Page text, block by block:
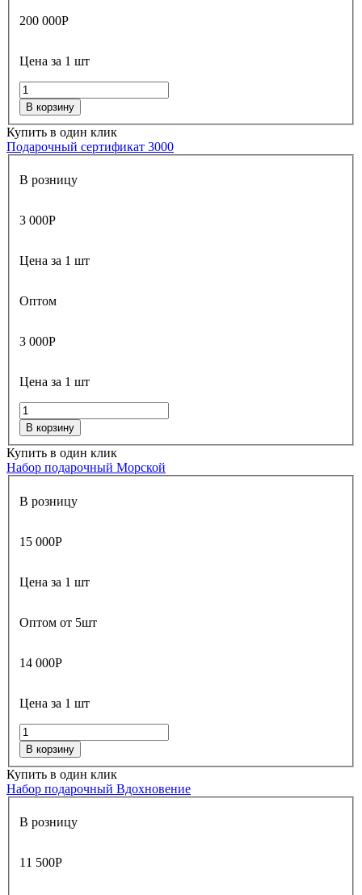
200 000Р
Цена за 1 шт
В корзину
Купить в один клик
Подарочный сертификат 3000
В розницу
3 000Р
Цена за 1 шт
Оптом
3 000Р
Цена за 1 шт
В корзину
Купить в один клик
Набор подарочный Морской
В розницу
15 000Р
Цена за 1 шт
Оптом от 5шт
14 000Р
Цена за 1 шт
В корзину
Купить в один клик
Набор подарочный Вдохновение
В розницу
11 500Р